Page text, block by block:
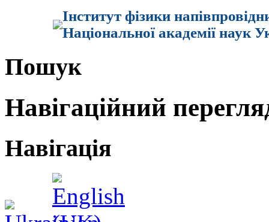
Інститут фізики
Національної академії наук
Пошук
Навігаційний
Навігація